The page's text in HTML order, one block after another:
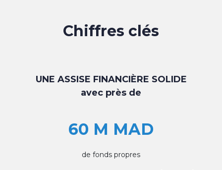
Chiffres clés
UNE ASSISE FINANCIÈRE SOLIDE
avec près de
60 M MAD
de fonds propres